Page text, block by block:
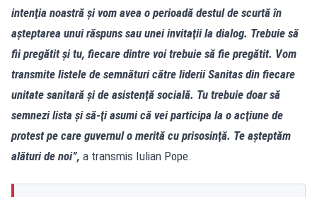
intenţia noastră şi vom avea o perioadă destul de scurtă în
aşteptarea unui răspuns sau unei invitaţii la dialog. Trebuie să
fii pregătit şi tu, fiecare dintre voi trebuie să fie pregătit. Vom
transmite listele de semnături către liderii Sanitas din fiecare
unitate sanitară şi de asistenţă socială. Tu trebuie doar să
semnezi lista şi să-ţi asumi că vei participa la o acţiune de
protest pe care guvernul o merită cu prisosinţă. Te aşteptăm
alături de noi”, a transmis Iulian Pope.